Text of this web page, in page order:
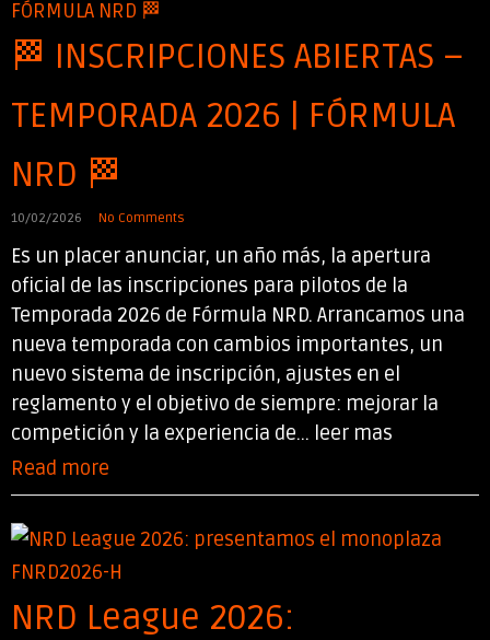
🏁 INSCRIPCIONES ABIERTAS –
TEMPORADA 2026 | FÓRMULA
NRD 🏁
10/02/2026 No Comments
Es un placer anunciar, un año más, la apertura
oficial de las inscripciones para pilotos de la
Temporada 2026 de Fórmula NRD. Arrancamos una
nueva temporada con cambios importantes, un
nuevo sistema de inscripción, ajustes en el
reglamento y el objetivo de siempre: mejorar la
competición y la experiencia de... leer mas
Read more
NRD League 2026: